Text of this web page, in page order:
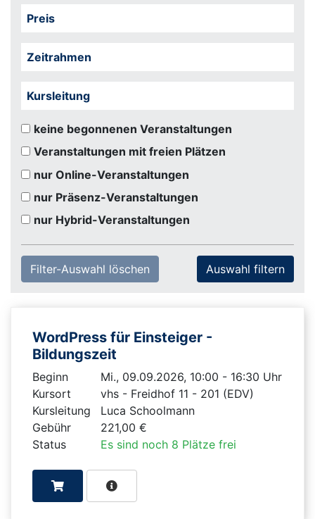
Preis
Zeitrahmen
Kursleitung
keine begonnenen Veranstaltungen
Veranstaltungen mit freien Plätzen
nur Online-Veranstaltungen
nur Präsenz-Veranstaltungen
nur Hybrid-Veranstaltungen
Filter-Auswahl löschen
WordPress für Einsteiger -
Bildungszeit
Beginn
Mi., 09.09.2026, 10:00 - 16:30 Uhr
Kursort
vhs - Freidhof 11 - 201 (EDV)
Kursleitung
Luca Schoolmann
Gebühr
221,00 €
Status
Es sind noch 8 Plätze frei